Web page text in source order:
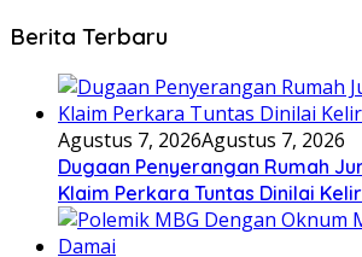
Berita Terbaru
Agustus 7, 2026Agustus 7, 2026
Dugaan Penyerangan Rumah
Klaim Perkara Tuntas Dinilai